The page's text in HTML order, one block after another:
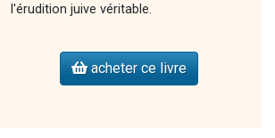
l'érudition juive véritable.
acheter ce livre